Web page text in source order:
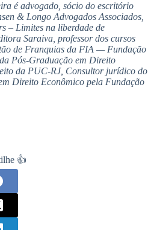
é advogado, sócio do escritório
& Longo Advogados Associados,
– Limites na liberdade de
Saraiva, professor dos cursos
de Franquias da FIA — Fundação
Pós-Graduação em Direito
da PUC-RJ, Consultor jurídico do
Direito Econômico pela Fundação
👍